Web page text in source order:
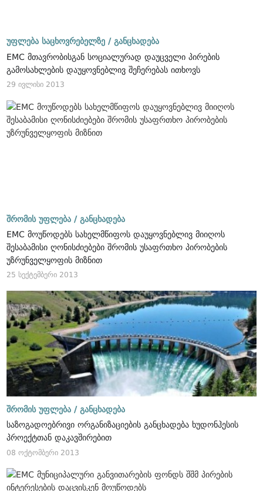
უფლება საცხოვრებელზე / განცხადება
EMC მთავრობისგან სოციალურად დაუცველი პირების
გამოსახლების დაუყოვნებლივ შეჩერებას ითხოვს
29 ივლისი 2013
შრომის უფლება / განცხადება
EMC მოუწოდებს სახელმწიფოს დაუყოვნებლივ მიიღოს
შესაბამისი ღონისძიებები შრომის უსაფრთხო პირობების
უზრუნველყოფის მიზნით
25 სექტემბერი 2013
შრომის უფლება / განცხადება
საზოგადოებრივი ორგანიზაციების განცხადება ხუდონჰესის
პროექტთან დაკავშირებით
08 ოქტომბერი 2013